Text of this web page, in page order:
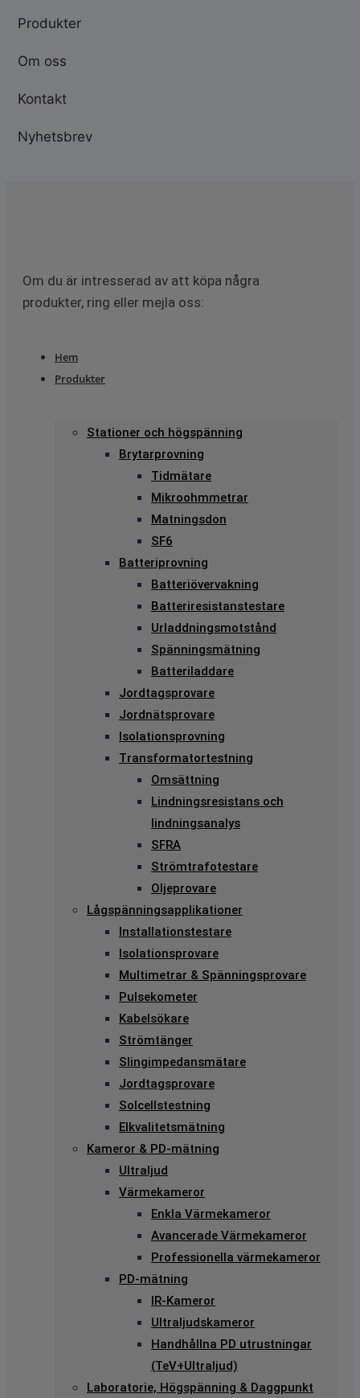
Produkter
Om oss
Kontakt
Nyhetsbrev
Om du är intresserad av att köpa några
produkter, ring eller mejla oss:
Hem
Produkter
Stationer och högspänning
Brytarprovning
Tidmätare
Mikroohmmetrar
Matningsdon
SF6
Batteriprovning
Batteriövervakning
Batteriresistanstestare
Urladdningsmotstånd
Spänningsmätning
Batteriladdare
Jordtagsprovare
Jordnätsprovare
Isolationsprovning
Transformatortestning
Omsättning
Lindningsresistans och
lindningsanalys
SFRA
Strömtrafotestare
Oljeprovare
Lågspänningsapplikationer
Installationstestare
Isolationsprovare
Multimetrar & Spänningsprovare
Pulsekometer
Kabelsökare
Strömtänger
Slingimpedansmätare
Jordtagsprovare
Solcellstestning
Elkvalitetsmätning
Kameror & PD-mätning
Ultraljud
Värmekameror
Enkla Värmekameror
Avancerade Värmekameror
Professionella värmekameror
PD-mätning
IR-Kameror
Ultraljudskameror
Handhållna PD utrustningar
(TeV+Ultraljud)
Laboratorie, Högspänning & Daggpunkt